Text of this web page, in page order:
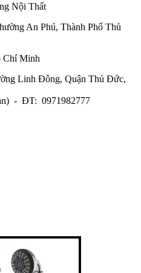
Nội Thất
An Phú, Thành Phố Thủ
Chí Minh
Linh Đông, Quận Thủ Đức,
- ĐT: 0971982777